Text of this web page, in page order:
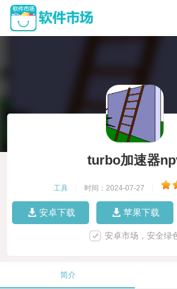
turbo加速器
工具 时间：2024-07-27
安卓下载 苹果下载
安卓市场，安全绿
简介